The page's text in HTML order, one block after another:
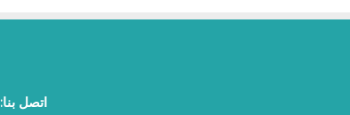
اتصل بنا: